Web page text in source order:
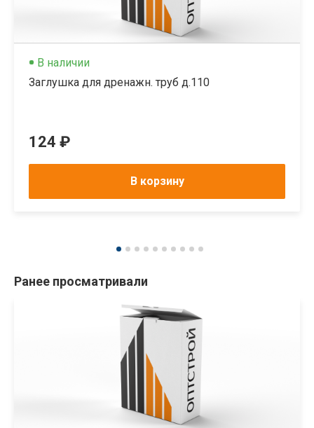
В наличии
Заглушка для дренажн. труб д.110
124 ₽
В корзину
Ранее просматривали